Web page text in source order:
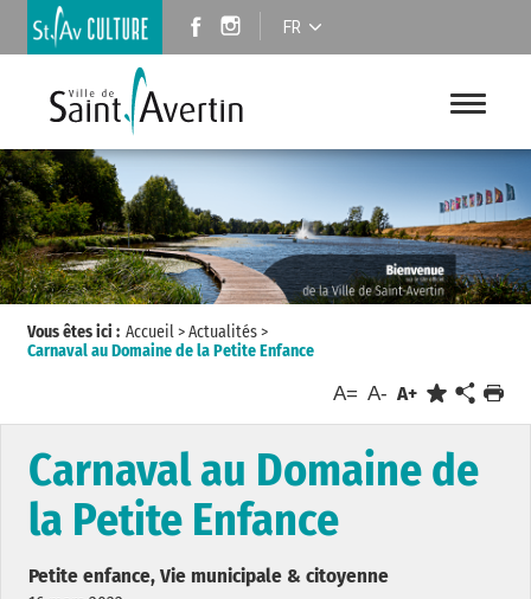
FR
Vous êtes ici : Accueil>Actualités>
Carnaval au Domaine de la Petite Enfance
A= A- A+
Carnaval au Domaine de
la Petite Enfance
Petite enfance, Vie municipale & citoyenne